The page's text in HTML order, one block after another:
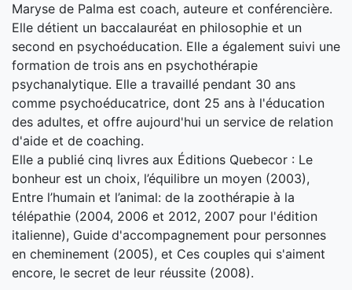
Maryse de Palma est coach, auteure et conférencière.
Elle détient un baccalauréat en philosophie et un
second en psychoéducation. Elle a également suivi une
formation de trois ans en psychothérapie
psychanalytique. Elle a travaillé pendant 30 ans
comme psychoéducatrice, dont 25 ans à l'éducation
des adultes, et offre aujourd'hui un service de relation
d'aide et de coaching.
Elle a publié cinq livres aux Éditions Quebecor : Le
bonheur est un choix, l’équilibre un moyen (2003),
Entre l’humain et l’animal: de la zoothérapie à la
télépathie (2004, 2006 et 2012, 2007 pour l'édition
italienne), Guide d'accompagnement pour personnes
en cheminement (2005), et Ces couples qui s'aiment
encore, le secret de leur réussite (2008).